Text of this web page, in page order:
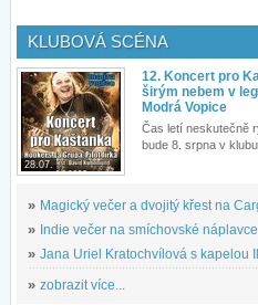
KLUBOVÁ SCÉNA
28.07.
12. Koncert pro
širým nebem v
Modrá Vopice
Čas letí neskutečně
bude 8. srpna v klubu
» Magický večer a dvojitý křest na
» Indie večer na smíchovské náplavce
» Jana Uriel Kratochvílová s kapelou
» zobrazit více...